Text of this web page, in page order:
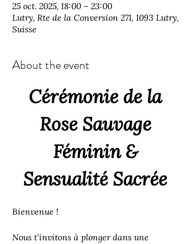
25 oct. 2025, 18:00 – 23:00
Lutry, Rte de la Conversion 271, 1093 Lutry,
Suisse
About the event
Cérémonie de la
Rose Sauvage
Féminin &
Sensualité Sacrée
Bienvenue !
Nous t’invitons à plonger dans une